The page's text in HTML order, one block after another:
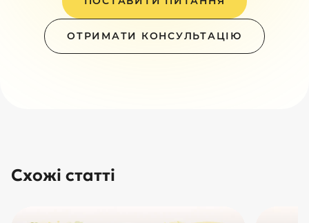
ОТРИМАТИ КОНСУЛЬТАЦІЮ
Схожі статті